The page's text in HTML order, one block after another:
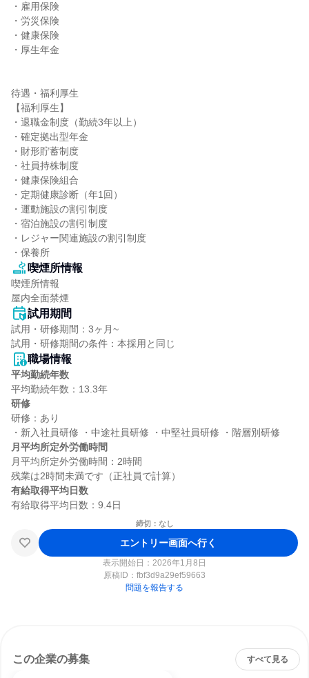
・雇用保険
・労災保険
・健康保険
・厚生年金
待遇・福利厚生
【福利厚生】
・退職金制度（勤続3年以上）
・確定拠出型年金
・財形貯蓄制度
・社員持株制度
・健康保険組合
・定期健康診断（年1回）
・運動施設の割引制度
・宿泊施設の割引制度
・レジャー関連施設の割引制度
・保養所
喫煙所情報
喫煙所情報
屋内全面禁煙
試用期間
試用・研修期間：3ヶ月~
職場情報
平均勤続年数
研修
研修：あり
月平均所定外労働時間
月平均所定外労働時間：2時間
有給取得平均日数
締切：なし
エントリー画面へ行く
表示開始日：2026年1月8日
原稿ID： fbf3d9a29ef59663
問題を報告する
この企業の募集 すべて見る